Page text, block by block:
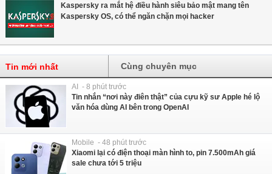
Kaspersky ra mắt hệ điều hành siêu bảo mật mang tên
Kaspersky OS, có thể ngăn chặn mọi hacker
Tin mới nhất Cùng chuyên mục
AI - 8 phút trước
Tin nhắn “nơi này điên thật” của cựu kỹ sư Apple hé lộ
văn hóa dùng AI bên trong OpenAI
Mobile - 48 phút trước
Xiaomi lại có điện thoại màn hình to, pin 7.500mAh giá
sale chưa tới 5 triệu